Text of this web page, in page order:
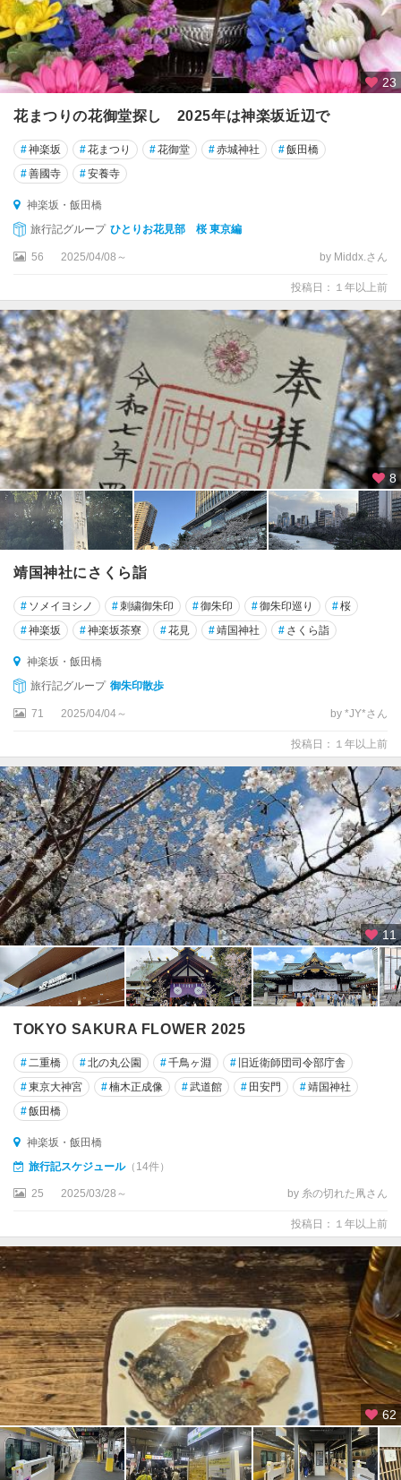
23
花まつりの花御堂探し 2025年は神楽坂近辺で
#神楽坂 #花まつり #花御堂 #赤城神社 #飯田橋
#善國寺 #安養寺
神楽坂・飯田橋
旅行記グループ ひとりお花見部 桜 東京編
56 2025/04/08～ by Middx.さん
投稿日：１年以上前
8
靖国神社にさくら詣
# ソメイヨシノ #刺繍御朱印 #御朱印 #御朱印巡り #桜
#神楽坂 #神楽坂茶寮 #花見 #靖国神社 # さくら詣
神楽坂・飯田橋
旅行記グループ 御朱印散歩
71 2025/04/04～ by *JY*さん
投稿日：１年以上前
11
TOKYO SAKURA FLOWER 2025
#二重橋 #北の丸公園 #千鳥ヶ淵 # 旧近衛師団司令部庁舎
#東京大神宮 #楠木正成像 #武道館 # 田安門 #靖国神社
#飯田橋
神楽坂・飯田橋
旅行記スケジュール（14件）
25 2025/03/28～ by 糸の切れた凧さん
投稿日：１年以上前
62